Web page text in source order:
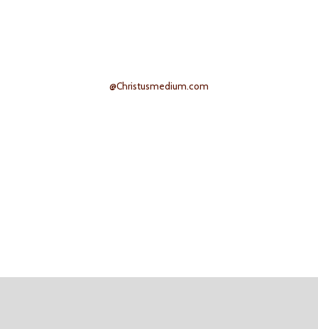
@Christusmedium.com